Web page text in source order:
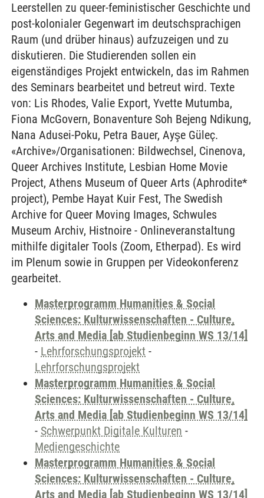
Leerstellen zu queer-feministischer Geschichte und
post-kolonialer Gegenwart im deutschsprachigen
Raum (und drüber hinaus) aufzuzeigen und zu
diskutieren. Die Studierenden sollen ein
eigenständiges Projekt entwickeln, das im Rahmen
des Seminars bearbeitet und betreut wird. Texte
von: Lis Rhodes, Valie Export, Yvette Mutumba,
Fiona McGovern, Bonaventure Soh Bejeng Ndikung,
Nana Adusei-Poku, Petra Bauer, Ayşe Güleç.
«Archive»/Organisationen: Bildwechsel, Cinenova,
Queer Archives Institute, Lesbian Home Movie
Project, Athens Museum of Queer Arts (Aphrodite*
project), Pembe Hayat Kuir Fest, The Swedish
Archive for Queer Moving Images, Schwules
Museum Archiv, Histnoire - Onlineveranstaltung
mithilfe digitaler Tools (Zoom, Etherpad). Es wird
im Plenum sowie in Gruppen per Videokonferenz
gearbeitet.
Masterprogramm Humanities & Social
Sciences: Kulturwissenschaften - Culture,
Arts and Media [ab Studienbeginn WS 13/14]
- Lehrforschungsprojekt -
Lehrforschungsprojekt
Masterprogramm Humanities & Social
Sciences: Kulturwissenschaften - Culture,
Arts and Media [ab Studienbeginn WS 13/14]
- Schwerpunkt Digitale Kulturen -
Mediengeschichte
Masterprogramm Humanities & Social
Sciences: Kulturwissenschaften - Culture,
Arts and Media [ab Studienbeginn WS 13/14]